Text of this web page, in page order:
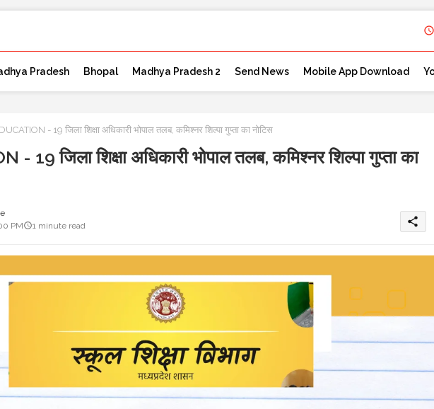
Pradesh Bhopal Madhya Pradesh 2 Send News Mobile App Download
- 19 जिला शिक्षा अधिकारी भोपाल तलब, कमिश्नर शिल्पा गुप्ता का नोटिस
- 19 जिला शिक्षा अधिकारी भोपाल तलब, कमिश्नर शिल्पा गुप्ता का
PM
1 minute read share